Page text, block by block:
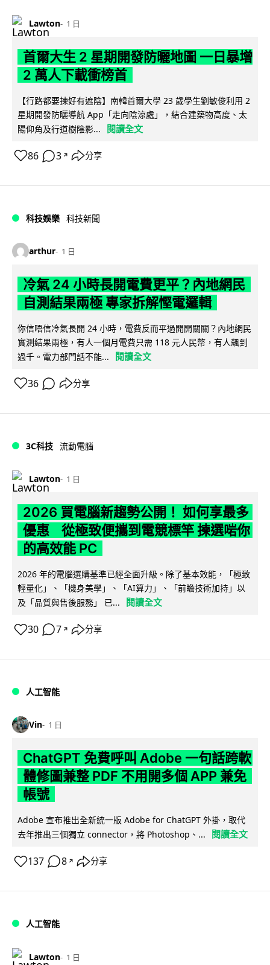
Lawton 1 日
首爾大生 2 星期開發防曬地圖 一日暴增
2 萬人下載衝榜首
【行路都要揀好有遮陰】南韓首爾大學 23 歲學生劉敏俊利用 2
星期開發防曬導航 App「走向陰涼處」，結合建築物高度、太
陽仰角及行道樹陰影...
閱讀全文
86 3 ↗ 分享
科技娛樂 科技新聞
arthur 1 日
冷氣 24 小時長開電費更平？內地網民
自測結果兩極 專家拆解慳電邏輯
你信唔信冷氣長開 24 小時，電費反而平過開開關關？內地網民
實測結果兩極，有人一個月電費只需 118 元人民幣，有人飆到
過千。電力部門話不能...
閱讀全文
36 分享
3C科技 流動電腦
Lawton 1 日
2026 買電腦新趨勢公開！ 如何享最多
優惠 從極致便攜到電競標竿 揀選啱你
的高效能 PC
2026 年的電腦選購基準已經全面升級。除了基本效能，「極致
輕量化」、「機身美學」、「AI算力」、「前瞻技術加持」以
及「品質與售後服務」 已...
閱讀全文
30 7 ↗ 分享
人工智能
Vin 1 日
ChatGPT 免費呼叫 Adobe 一句話跨軟
體修圖兼整 PDF 不用開多個 APP 兼免
帳號
Adobe 宣布推出全新統一版 Adobe for ChatGPT 外掛，取代
去年推出三個獨立 connector，將 Photoshop、...
閱讀全文
137 8 ↗ 分享
人工智能
Lawton 1 日